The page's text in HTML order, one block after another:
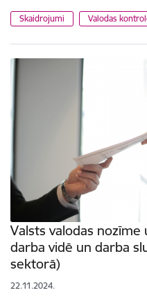
Skaidrojumi Valodas
Valsts valodas nozīme
darba vidē un darba
sektorā)
22.11.2024.